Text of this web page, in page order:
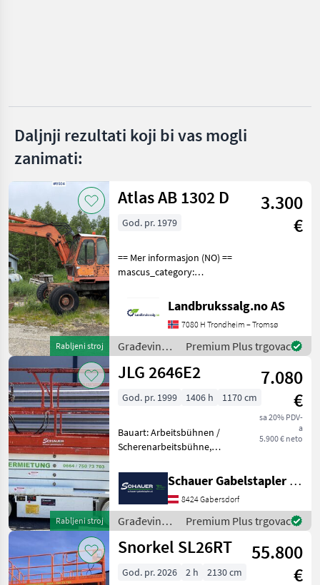
Marketplace
Ponude
Mali
Daljnji rezultati koji bi vas mogli
zanimati:
Rabljeni stroj
Atlas AB 1302 D
3.300
€
God. pr. 1979
== Mer informasjon (NO) ==
mascus_category:
reference number upon
request: 9504 See
en.landbrukssalg.no/9504
for more images Specificati
Landbrukssalg.no AS
7080 H Trondheim – Tromsø
Građevinski
strojevi /
Atlas
Premium Plus trgovac
Rabljeni stroj
JLG 2646E2
7.080
€
sa 20% PDV-
a
5.900 € neto
God. pr. 1999 1406 h 1170 cm
Bauart: Arbeitsbühnen /
Scherenarbeitsbühne,
7920mm, Batterie: Trojan
PzS 6V 225Ah Zustand: 60 -
80%, Bereifung vorne:
Vollgummi Einfach 8
Schauer Gabelstapler GmbH
8424 Gabersdorf
Građevinski
strojevi /
JLG
Premium Plus trgovac
Snorkel SL26RT
55.800
€
God. pr. 2026 2 h 2130 cm